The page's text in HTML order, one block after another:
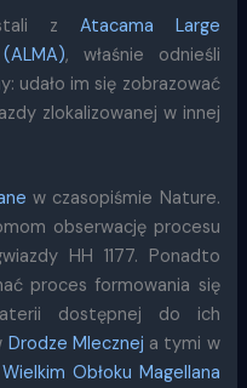
z Atacama Large
, właśnie odnieśli
udało im się zobrazować
zlokalizowanej w innej
w czasopiśmie Nature.
obserwację procesu
HH 1177. Ponadto
proces formowania się
dostępnej do ich
Drodze Mlecznej a tymi w
Wielkim Obłoku Magellana